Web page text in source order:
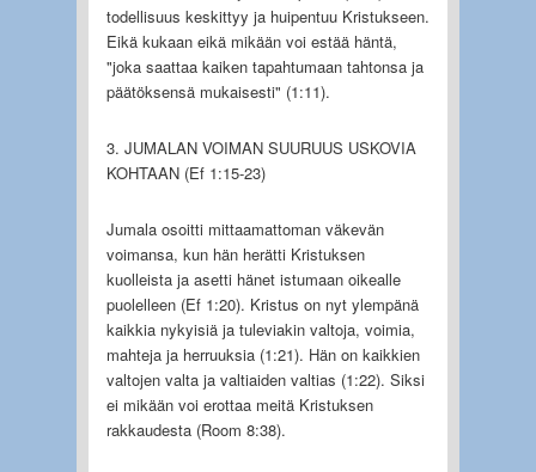
todellisuus keskittyy ja huipentuu Kristukseen.
Eikä kukaan eikä mikään voi estää häntä,
"joka saattaa kaiken tapahtumaan tahtonsa ja
päätöksensä mukaisesti" (1:11).
3. JUMALAN VOIMAN SUURUUS USKOVIA
KOHTAAN (Ef 1:15-23)
Jumala osoitti mittaamattoman väkevän
voimansa, kun hän herätti Kristuksen
kuolleista ja asetti hänet istumaan oikealle
puolelleen (Ef 1:20). Kristus on nyt ylempänä
kaikkia nykyisiä ja tuleviakin valtoja, voimia,
mahteja ja herruuksia (1:21). Hän on kaikkien
valtojen valta ja valtiaiden valtias (1:22). Siksi
ei mikään voi erottaa meitä Kristuksen
rakkaudesta (Room 8:38).